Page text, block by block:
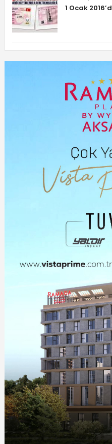
1 Ocak